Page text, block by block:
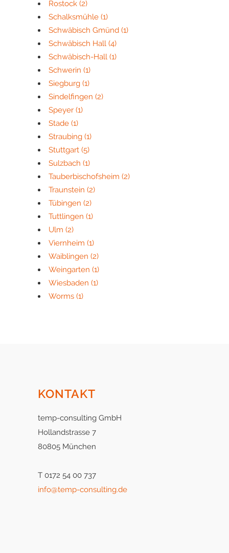
Rostock (2)
Schalksmühle (1)
Schwäbisch Gmünd (1)
Schwäbisch Hall (4)
Schwäbisch-Hall (1)
Schwerin (1)
Siegburg (1)
Sindelfingen (2)
Speyer (1)
Stade (1)
Straubing (1)
Stuttgart (5)
Sulzbach (1)
Tauberbischofsheim (2)
Traunstein (2)
Tübingen (2)
Tuttlingen (1)
Ulm (2)
Viernheim (1)
Waiblingen (2)
Weingarten (1)
Wiesbaden (1)
Worms (1)
KONTAKT
temp-consulting GmbH
Hollandstrasse 7
80805 München
T 0172 54 00 737
info@temp-consulting.de